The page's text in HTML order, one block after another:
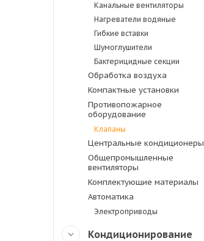
Электрика
Канальные вентиляторы
Нагреватели водяные
Гибкие вставки
Шумоглушители
Бактерицидные секции
Обработка воздуха
Компактные установки
Противопожарное
оборудование
Клапаны
Центральные кондиционеры
Общепромышленные
вентиляторы
Комплектующие материалы
Автоматика
Электроприводы
Кондиционирование